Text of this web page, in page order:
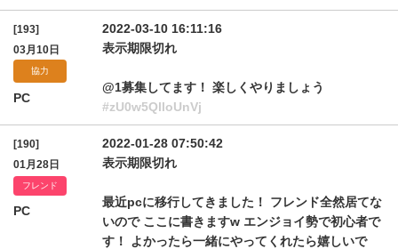
[193]
03月10日
協力
PC
2022-03-10 16:11:16
表示期限切れ
@1募集してます！ 楽しくやりましょう
#zU0w5QlloUnVj
[190]
01月28日
フレンド
PC
2022-01-28 07:50:42
表示期限切れ
最近pcに移行してきました！ フレンド全然居てな
いので ここに書きますw エンジョイ勢で初心者で
す！ よかったら一緒にやってくれたら嬉しいで